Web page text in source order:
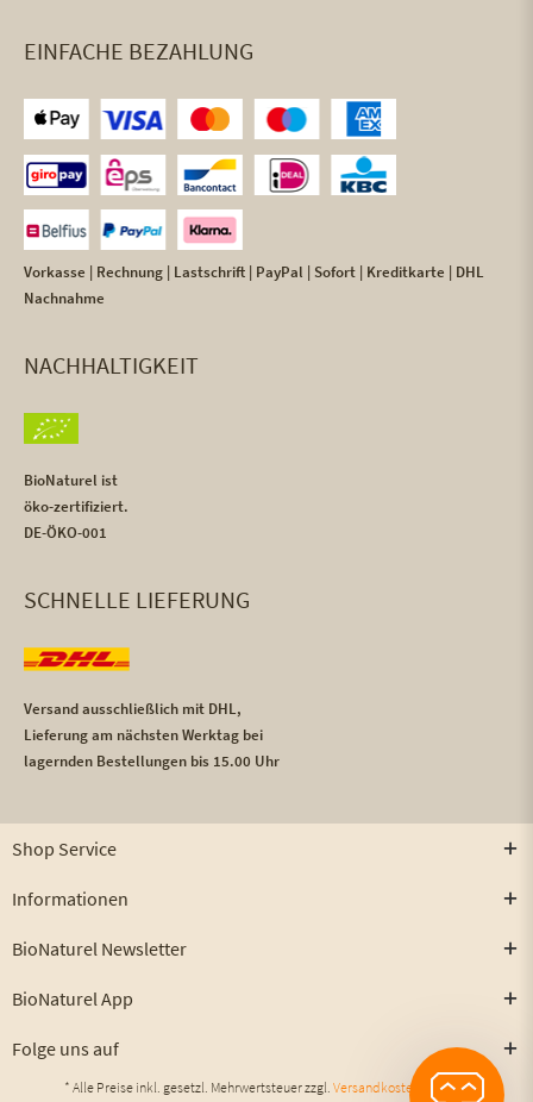
EINFACHE BEZAHLUNG
Vorkasse | Rechnung | Lastschrift | PayPal | Sofort | Kreditkarte | DHL
Nachnahme
NACHHALTIGKEIT
BioNaturel ist
öko-zertifiziert.
DE-ÖKO-001
SCHNELLE LIEFERUNG
Versand ausschließlich mit DHL,
Lieferung am nächsten Werktag bei
lagernden Bestellungen bis 15.00 Uhr
Shop Service
Informationen
BioNaturel Newsletter
BioNaturel App
Folge uns auf
* Alle Preise inkl. gesetzl. Mehrwertsteuer zzgl. Versandkosten und ggf.